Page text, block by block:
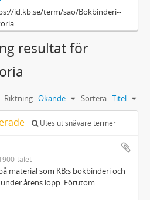
id.kb.se/term/sao/Bokbinderi--
resultat för
Sortera: Titel
Riktning: Ökande
Uteslut snävare termer
talet
material som KB:s bokbinderi och
årens lopp. Förutom